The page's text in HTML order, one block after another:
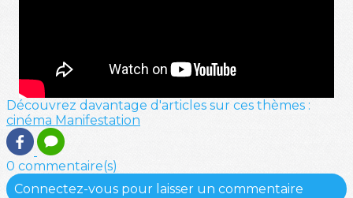
Découvrez davantage d'articles sur ces thèmes :
cinéma Manifestation
0 commentaire(s)
Connectez-vous pour laisser un commentaire